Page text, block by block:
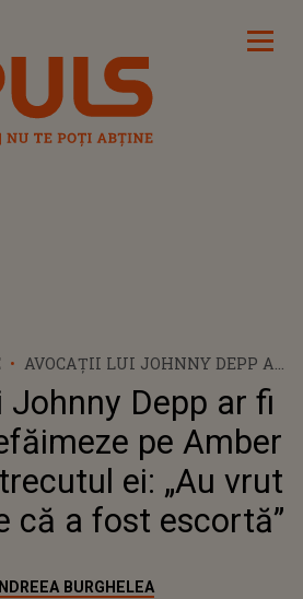
AVOCAȚII LUI JOHNNY DEPP AR
FI VRUT SĂ O DEFĂIMEZE PE
AMBER HEARD PRIN TRECUTUL
EI: „AU VRUT SĂ SUGEREZE CĂ A
FOST ESCORTĂ”
Johnny Depp ar fi
pe Amber
ei: „Au vrut
că a fost escortă”
BURGHELEA